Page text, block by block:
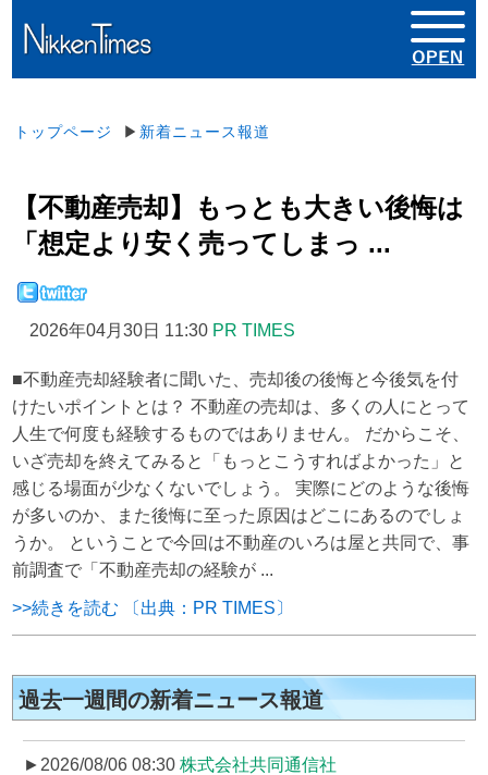
トップページ ▶ 新着ニュース報道
【不動産売却】もっとも大きい後悔は
「想定より安く売ってしまっ ...
2026年04月30日 11:30 PR TIMES
■不動産売却経験者に聞いた、売却後の後悔と今後気を付
けたいポイントとは？ 不動産の売却は、多くの人にとって
人生で何度も経験するものではありません。 だからこそ、
いざ売却を終えてみると「もっとこうすればよかった」と
感じる場面が少なくないでしょう。 実際にどのような後悔
が多いのか、また後悔に至った原因はどこにあるのでしょ
うか。 ということで今回は不動産のいろは屋と共同で、事
前調査で「不動産売却の経験が ...
>>続きを読む 〔出典：PR TIMES〕
過去一週間の新着ニュース報道
►2026/08/06 08:30 株式会社共同通信社